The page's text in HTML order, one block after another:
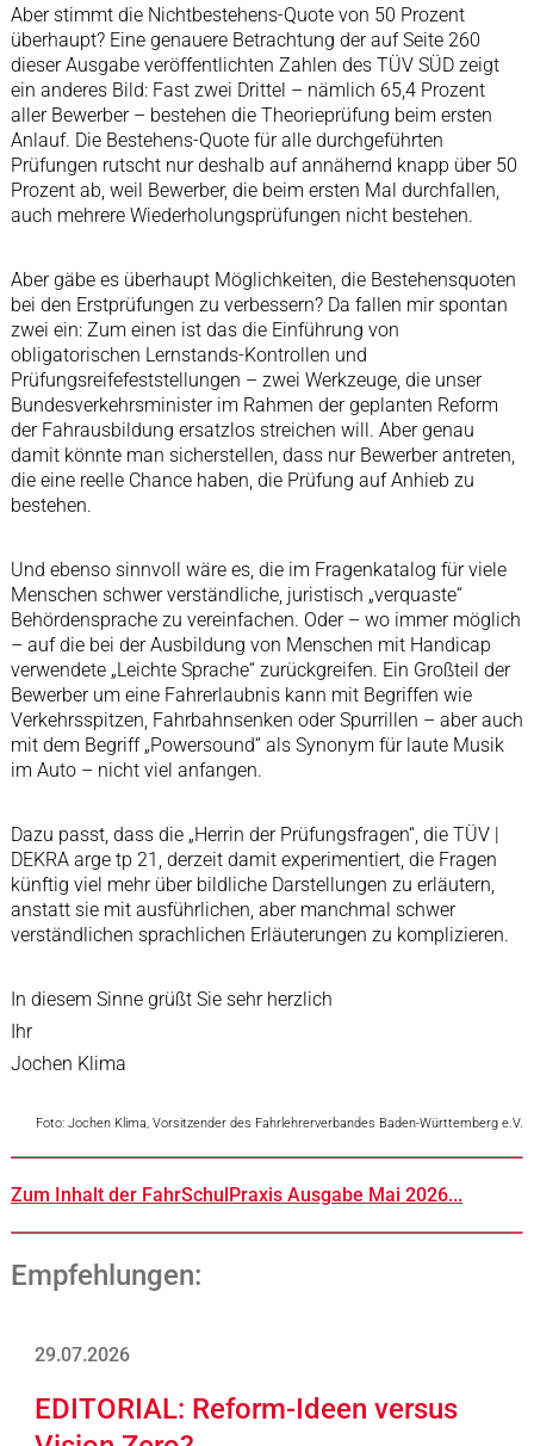
Aber stimmt die Nichtbestehens-Quote von 50 Prozent
überhaupt? Eine genauere Betrachtung der auf Seite 260
dieser Ausgabe veröffentlichten Zahlen des TÜV SÜD zeigt
ein anderes Bild: Fast zwei Drittel – nämlich 65,4 Prozent
aller Bewerber – bestehen die Theorieprüfung beim ersten
Anlauf. Die Bestehens-Quote für alle durchgeführten
Prüfungen rutscht nur deshalb auf annähernd knapp über 50
Prozent ab, weil Bewerber, die beim ersten Mal durchfallen,
auch mehrere Wiederholungsprüfungen nicht bestehen.
Aber gäbe es überhaupt Möglichkeiten, die Bestehensquoten
bei den Erstprüfungen zu verbessern? Da fallen mir spontan
zwei ein: Zum einen ist das die Einführung von
obligatorischen Lernstands-Kontrollen und
Prüfungsreifefeststellungen – zwei Werkzeuge, die unser
Bundesverkehrsminister im Rahmen der geplanten Reform
der Fahrausbildung ersatzlos streichen will. Aber genau
damit könnte man sicherstellen, dass nur Bewerber antreten,
die eine reelle Chance haben, die Prüfung auf Anhieb zu
bestehen.
Und ebenso sinnvoll wäre es, die im Fragenkatalog für viele
Menschen schwer verständliche, juristisch „verquaste“
Behördensprache zu vereinfachen. Oder – wo immer möglich
– auf die bei der Ausbildung von Menschen mit Handicap
verwendete „Leichte Sprache“ zurückgreifen. Ein Großteil der
Bewerber um eine Fahrerlaubnis kann mit Begriffen wie
Verkehrsspitzen, Fahrbahnsenken oder Spurrillen – aber auch
mit dem Begriff „Powersound“ als Synonym für laute Musik
im Auto – nicht viel anfangen.
Dazu passt, dass die „Herrin der Prüfungsfragen“, die TÜV |
DEKRA arge tp 21, derzeit damit experimentiert, die Fragen
künftig viel mehr über bildliche Darstellungen zu erläutern,
anstatt sie mit ausführlichen, aber manchmal schwer
verständlichen sprachlichen Erläuterungen zu komplizieren.
In diesem Sinne grüßt Sie sehr herzlich
Ihr
Jochen Klima
Foto: Jochen Klima, Vorsitzender des Fahrlehrerverbandes Baden-Württemberg e.V.
Zum Inhalt der FahrSchulPraxis Ausgabe Mai 2026...
Empfehlungen:
29.07.2026
EDITORIAL: Reform-Ideen versus